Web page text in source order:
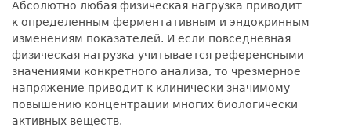
Абсолютно любая физическая нагрузка приводит
к определенным ферментативным и эндокринным
изменениям показателей. И если повседневная
физическая нагрузка учитывается референсными
значениями конкретного анализа, то чрезмерное
напряжение приводит к клинически значимому
повышению концентрации многих биологически
активных веществ.